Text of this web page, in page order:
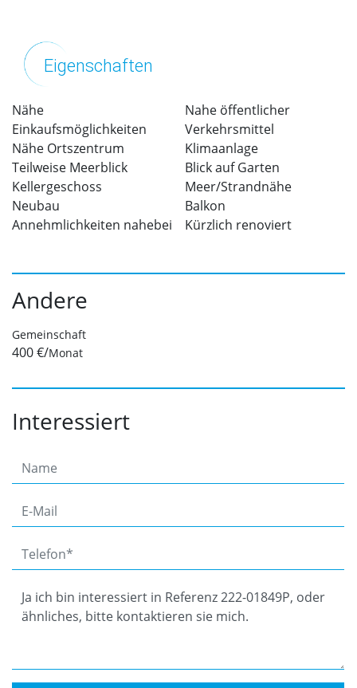
Eigenschaften
Nähe
Einkaufsmöglichkeiten
Nähe Ortszentrum
Teilweise Meerblick
Kellergeschoss
Neubau
Annehmlichkeiten nahebei
Nahe öffentlicher
Verkehrsmittel
Klimaanlage
Blick auf Garten
Meer/Strandnähe
Balkon
Kürzlich renoviert
Andere
Gemeinschaft
400 €/Monat
Interessiert